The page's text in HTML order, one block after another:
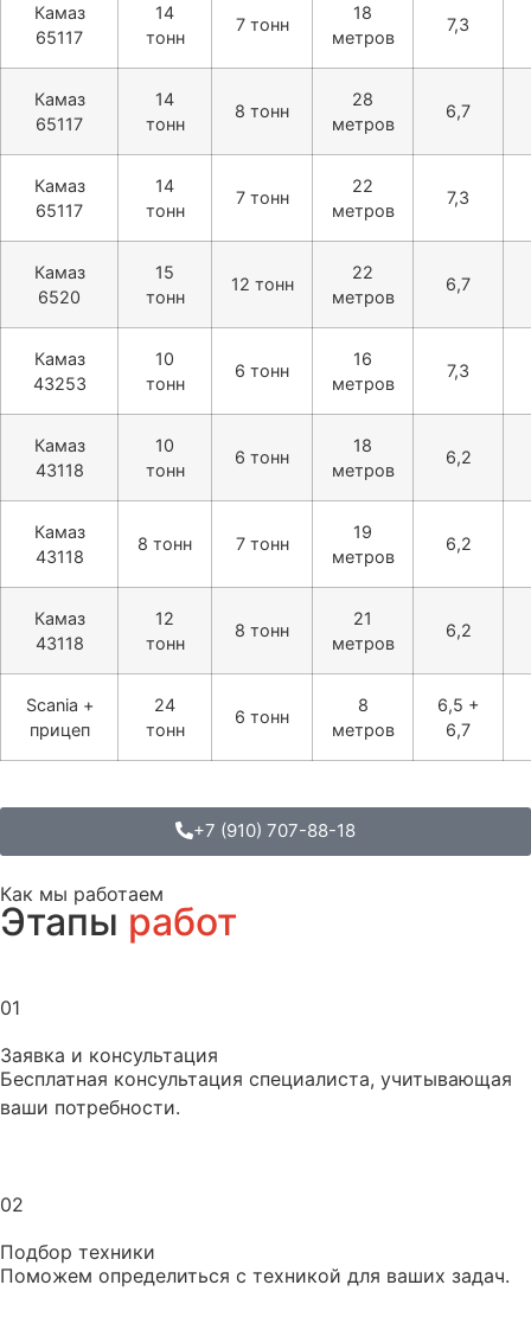
Камаз
65117
14
тонн
7 тонн
18
метров
7,3
Камаз
65117
14
тонн
8 тонн
28
метров
6,7
Камаз
65117
14
тонн
7 тонн
22
метров
7,3
Камаз
6520
15
тонн
12 тонн
22
метров
6,7
Камаз
43253
10
тонн
6 тонн
16
метров
7,3
Камаз
43118
10
тонн
6 тонн
18
метров
6,2
Камаз
43118
8 тонн 7 тонн
19
метров
6,2
Камаз
43118
12
тонн
8 тонн
21
метров
6,2
Scania +
прицеп
24
тонн
6 тонн
8
метров
6,5 +
6,7
+7 (910) 707-88-18
Как мы работаем
Этапы работ
01
Заявка и консультация
Бесплатная консультация специалиста, учитывающая
ваши потребности.
02
Подбор техники
Поможем определиться с техникой для ваших задач.